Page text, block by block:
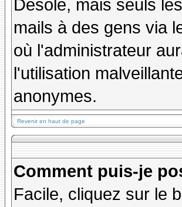
Désolé, mais seuls
mails à des gens via
où l'administrateur
l'utilisation
anonymes.
Revenir en haut de page
Comment puis-je
Facile, cliquez sur le